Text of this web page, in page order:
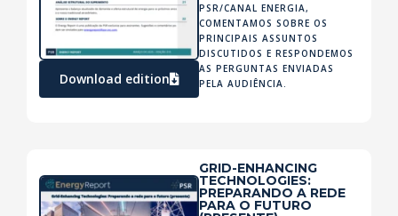
Download edition
PSR/CANAL ENERGIA,
COMENTAMOS SOBRE OS
PRINCIPAIS ASSUNTOS
DISCUTIDOS E RESPONDEMOS
AS PERGUNTAS ENVIADAS
PELA AUDIÊNCIA.
GRID-ENHANCING
TECHNOLOGIES:
PREPARANDO A REDE
PARA O FUTURO